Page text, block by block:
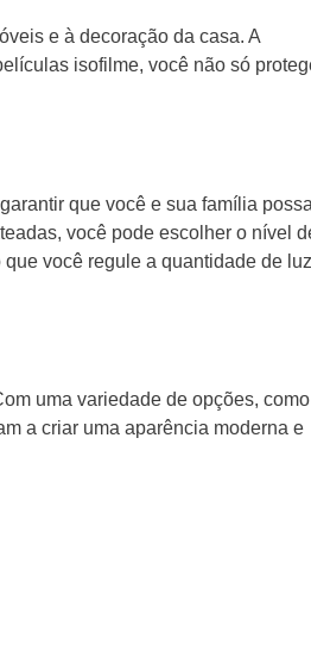
e à decoração da casa. A
isofilme, você não só
que você e sua família
você pode escolher o nível
que você regule a quantidade de luz
uma variedade de opções, como
a criar uma aparência moderna e